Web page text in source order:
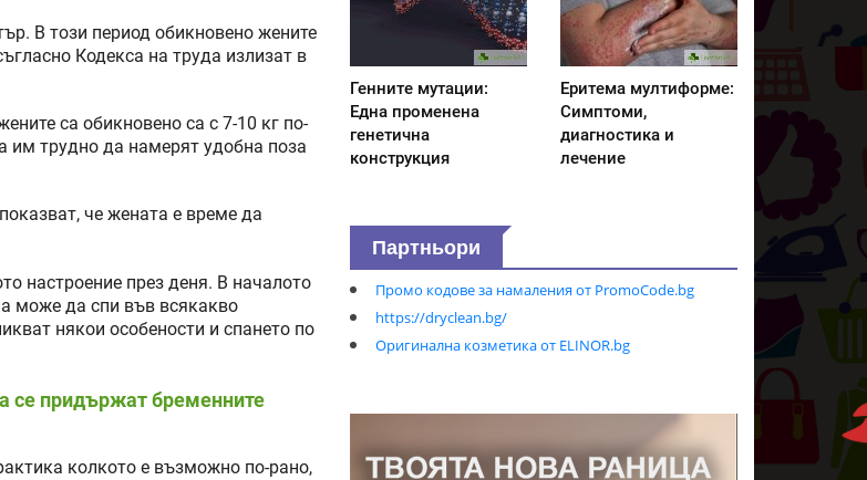
В този период обикновено жените
Кодекса на труда излизат в
са обикновено са с 7-10 кг по-
им трудно да намерят удобна поза
че жената е време да
настроение през деня. В началото
може да спи във всякакво
някои особености и спането по
се придържат бременните
колкото е възможно по-рано,
Генните мутации:
Една променена
генетична
конструкция
Еритема мултиформе:
Симптоми,
диагностика и
лечение
Партньори
Промо кодове за намаления от PromoCode.bg
https://dryclean.bg/
Оригинална козметика от ELINOR.bg